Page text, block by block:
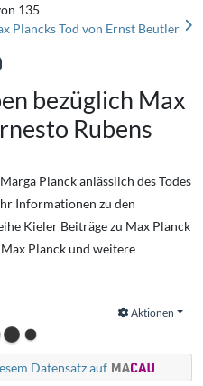
135
Plancks Tod von Ernst Beutler
bezüglich Max
Rubens
Planck anlässlich des Todes
Informationen zu den
Kieler Beiträge zu Max Planck
Planck und weitere
Aktionen
Datensatz auf